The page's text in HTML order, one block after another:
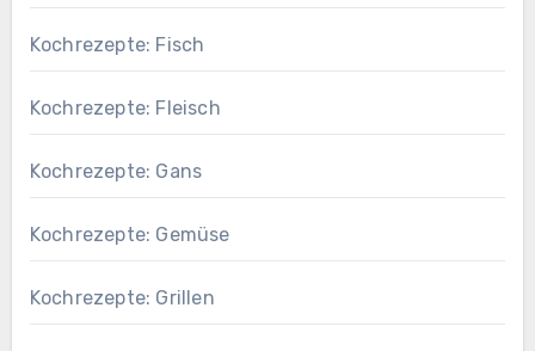
Kochrezepte: Fisch
Kochrezepte: Fleisch
Kochrezepte: Gans
Kochrezepte: Gemüse
Kochrezepte: Grillen